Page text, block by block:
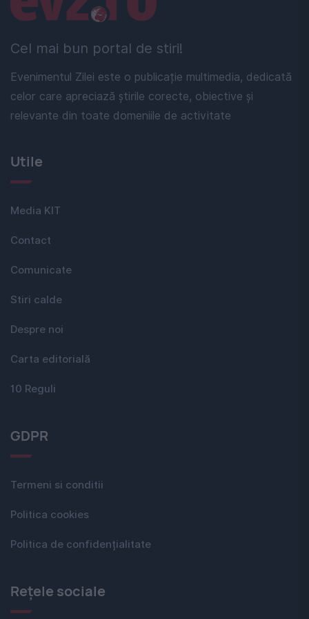
Cel mai bun portal de stiri!
Evenimentul Zilei este o publicație multimedia, dedicată
celor care apreciază știrile corecte, obiective și
relevante din toate domeniile de activitate
Utile
Media KIT
Contact
Comunicate
Stiri calde
Despre noi
Carta editorială
10 Reguli
GDPR
Termeni si conditii
Politica cookies
Politica de confidențialitate
Rețele sociale